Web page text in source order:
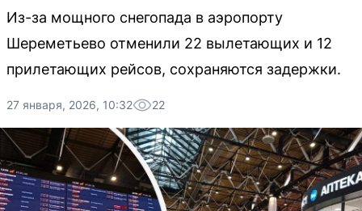
Из-за мощного снегопада в аэропорту
Шереметьево отменили 22 вылетающих и 12
прилетающих рейсов, сохраняются задержки.
27 января, 2026, 10:32 22